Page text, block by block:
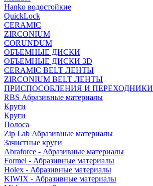
Hanko водостойкие
QuickLock
CERAMIC
ZIRCONIUM
СORUNDUM
ОБЪЕМНЫЕ ДИСКИ
ОБЪЕМНЫЕ ДИСКИ 3D
CERAMIC BELT ЛЕНТЫ
ZIRCONIUM BELT ЛЕНТЫ
ПРИСПОСОБЛЕНИЯ И ПЕРЕХОДНИКИ
RBS Абразивные материалы
Круги
Круги
Полоса
Zip Lab Абразивные материалы
Зачистные круги
Abraforce - Абразивные материалы
Formel - Абразивные материалы
Holex - Абразивные материалы
KIWIX - Абразивные материалы